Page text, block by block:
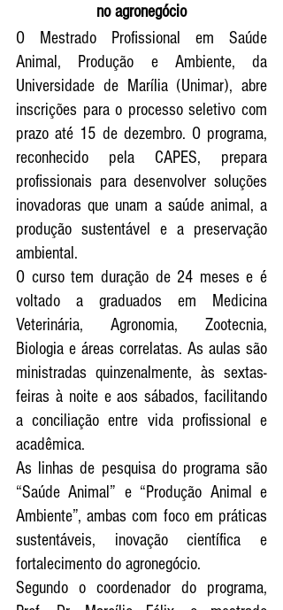
no agronegócio
O Mestrado Profissional em Saúde
Animal, Produção e Ambiente, da
Universidade de Marília (Unimar), abre
inscrições para o processo seletivo com
prazo até 15 de dezembro. O programa,
reconhecido pela CAPES, prepara
profissionais para desenvolver soluções
inovadoras que unam a saúde animal, a
produção sustentável e a preservação
ambiental.
O curso tem duração de 24 meses e é
voltado a graduados em Medicina
Veterinária, Agronomia, Zootecnia,
Biologia e áreas correlatas. As aulas são
ministradas quinzenalmente, às sextas-
feiras à noite e aos sábados, facilitando
a conciliação entre vida profissional e
acadêmica.
As linhas de pesquisa do programa são
“Saúde Animal” e “Produção Animal e
Ambiente”, ambas com foco em práticas
sustentáveis, inovação científica e
fortalecimento do agronegócio.
Segundo o coordenador do programa,